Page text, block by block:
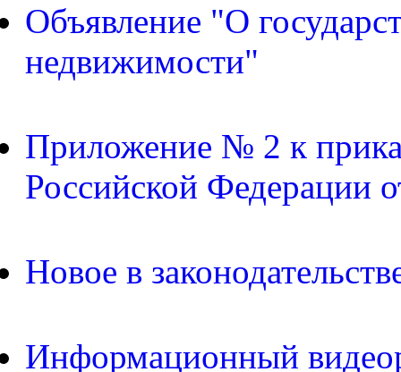
Объявление "О
недвижимости"
Приложение № 2 к
Российской Федерации
Новое в
Информационный